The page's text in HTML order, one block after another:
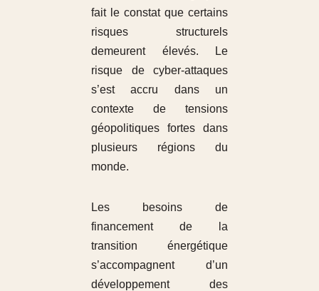
fait le constat que certains
risques structurels
demeurent élevés. Le
risque de cyber-attaques
s’est accru dans un
contexte de tensions
géopolitiques fortes dans
plusieurs régions du
monde.
Les besoins de
financement de la
transition énergétique
s’accompagnent d’un
développement des